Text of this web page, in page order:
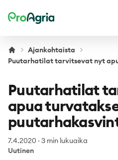
ProAgria
Ajankohtaista
Puutarhatilat tarvitsevat nyt
Puutarhatilat
apua
7.4.2020 · 3 min lukuaika
Uutinen